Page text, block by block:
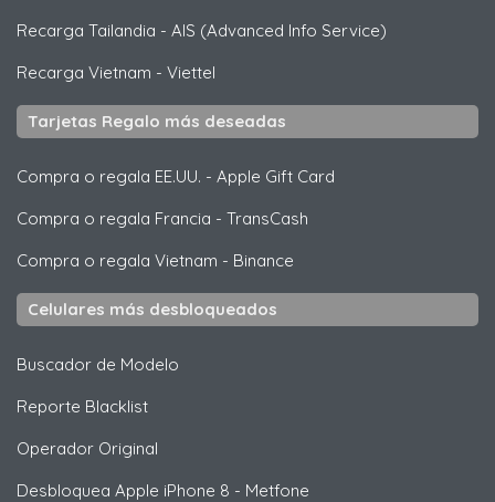
Recarga Tailandia - AIS (Advanced Info Service)
Recarga Vietnam - Viettel
Tarjetas Regalo más deseadas
Compra o regala EE.UU. - Apple Gift Card
Compra o regala Francia - TransCash
Compra o regala Vietnam - Binance
Celulares más desbloqueados
Buscador de Modelo
Reporte Blacklist
Operador Original
Desbloquea Apple iPhone 8 - Metfone